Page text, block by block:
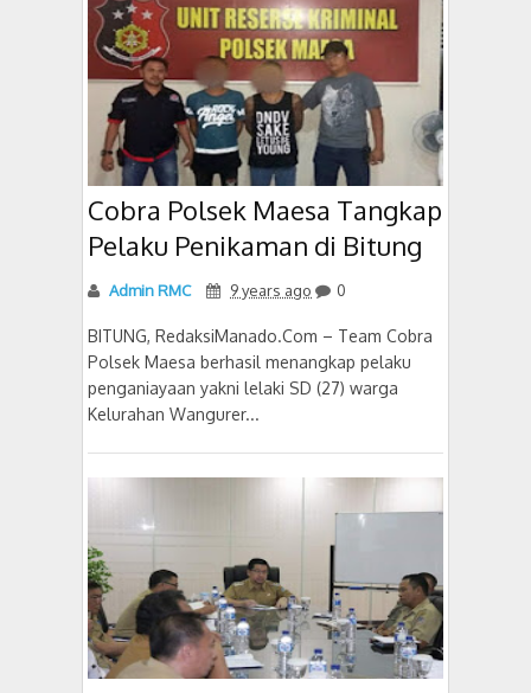
Cobra Polsek Maesa Tangkap
Pelaku Penikaman di Bitung
Admin RMC 9 years ago 0
BITUNG, RedaksiManado.Com – Team Cobra
Polsek Maesa berhasil menangkap pelaku
penganiayaan yakni lelaki SD (27) warga
Kelurahan Wangurer...